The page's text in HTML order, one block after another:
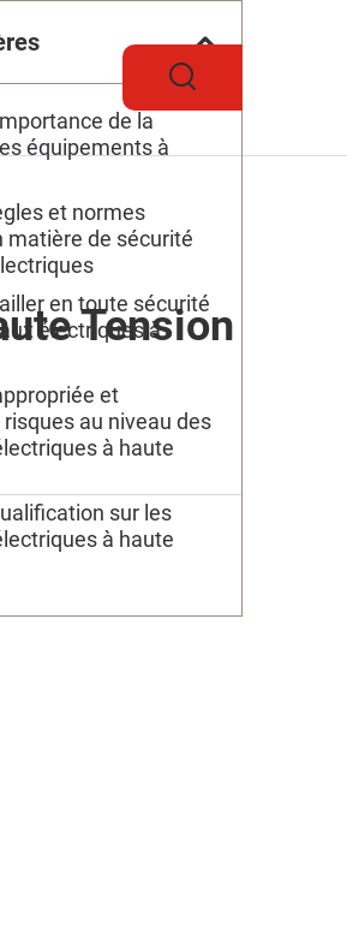
Tension
de la
équipements à
et normes
matière de sécurité
en toute sécurité
électriques à
et
au niveau des
à haute
sur les
à haute